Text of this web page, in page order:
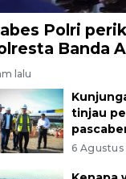
Polri
Banda
lalu
tinjau
6 Agustus